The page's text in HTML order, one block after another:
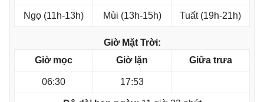
Ngọ (11h-13h) Mùi (13h-15h) Tuất (19h-21h)
Giờ Mặt Trời:
Giờ mọc
Giờ lặn Giữa trưa
06:30 17:53